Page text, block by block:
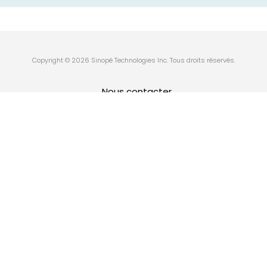
Copyright © 2026 Sinopé Technologies Inc. Tous droits réservés.
Nous contacter